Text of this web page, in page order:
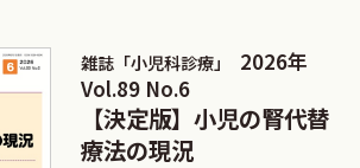
雑誌「小児科診療」
2026年
Vol.89 No.6
【決定版】小児の腎代替
療法の現況